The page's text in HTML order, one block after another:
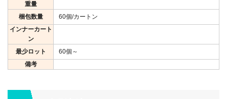
重量
梱包数量
60個/カートン
インナーカート
ン
最少ロット
60個～
備考